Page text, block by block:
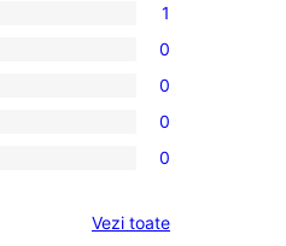
1
0
0
0
0
Vezi toaterecenziile